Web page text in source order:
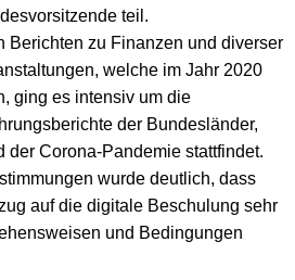
teil.
Berichten zu Finanzen und diverser
welche im Jahr 2020
ging es intensiv um die
der Bundesländer,
der Corona-Pandemie stattfindet.
wurde deutlich, dass
auf die digitale Beschulung sehr
und Bedingungen